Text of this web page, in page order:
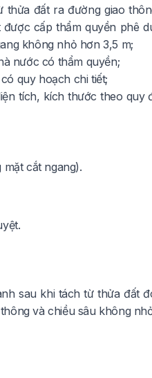
đất ra đường giao
cấp thẩm quyền phê
không nhỏ hơn 3,5 m;
nước có thẩm quyền;
quy hoạch chi tiết;
tích, kích thước theo quy
cắt ngang).
sau khi tách từ thửa đất
và chiều sâu không